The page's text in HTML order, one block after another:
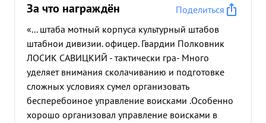
За что награждён
Поделиться
«... штаба мотный корпуса культурный штабов
штабнои дивизии. офицер. Гвардии Полковник
ЛОСИК САВИЦКИЙ - тактически гра- Много
уделяет внимания сколачиванию и подготовке
сложных условиях сумел организовать
бесперебоиное управление воисками .Особенно
хорошо организовал управление воисками в